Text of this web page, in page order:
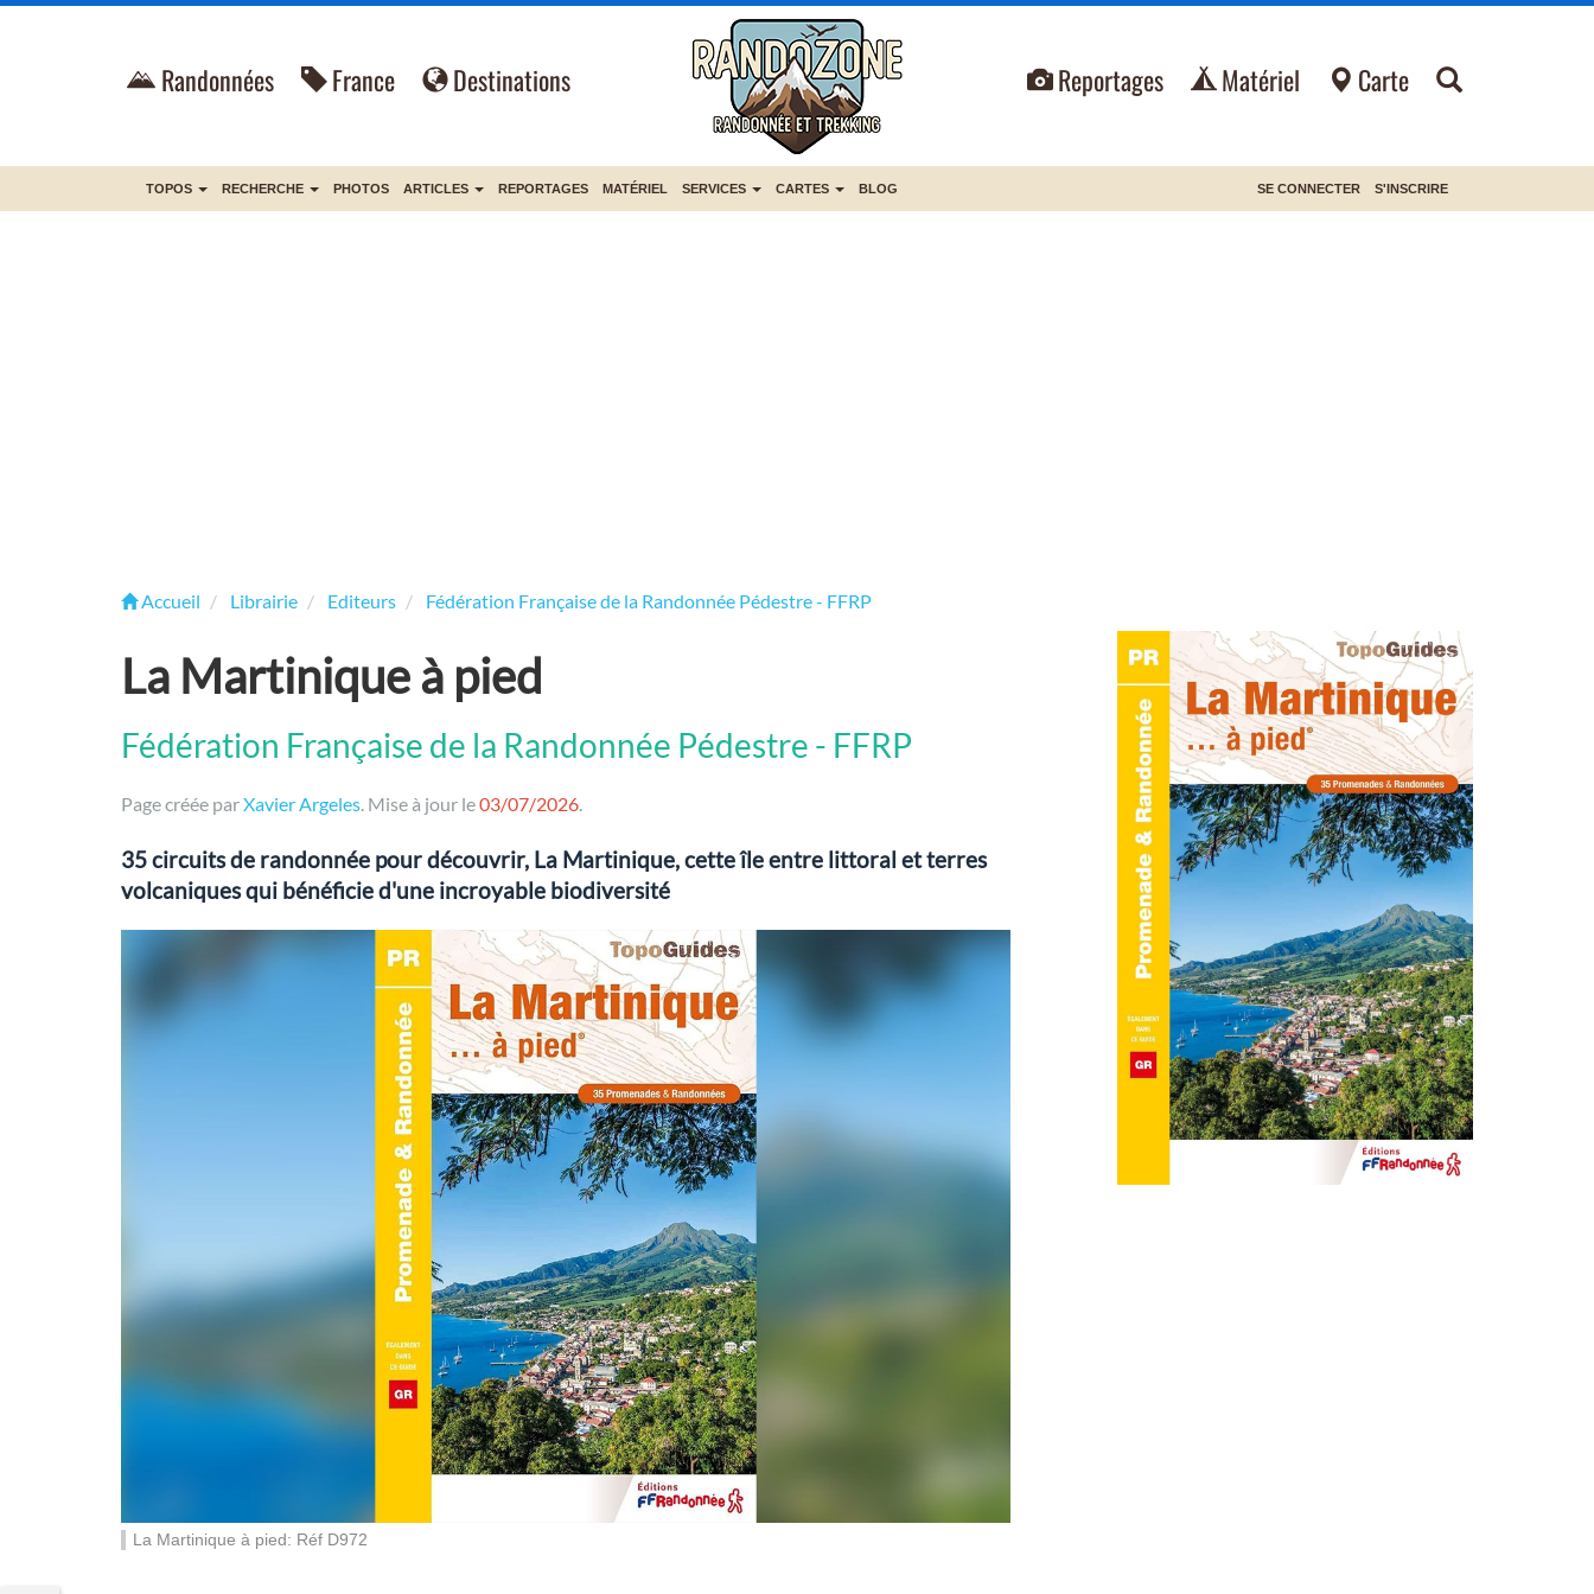
Randonnées France Destinations Reportages Matériel Carte
TOPOS RECHERCHE PHOTOS ARTICLES REPORTAGES MATÉRIEL SERVICES CARTES BLOG SE CONNECTER S'INSCRIRE
Accueil Librairie Editeurs Fédération Française de la Randonnée Pédestre - FFRP
La Martinique à pied
Fédération Française de la Randonnée Pédestre - FFRP
Page créée parXavier Argeles. Mise à jour le03/07/2026.
35 circuits de randonnée pour découvrir, La Martinique, cette île entre littoral et terres
volcaniques qui bénéficie d'une incroyable biodiversité
La Martinique à pied: Réf D972